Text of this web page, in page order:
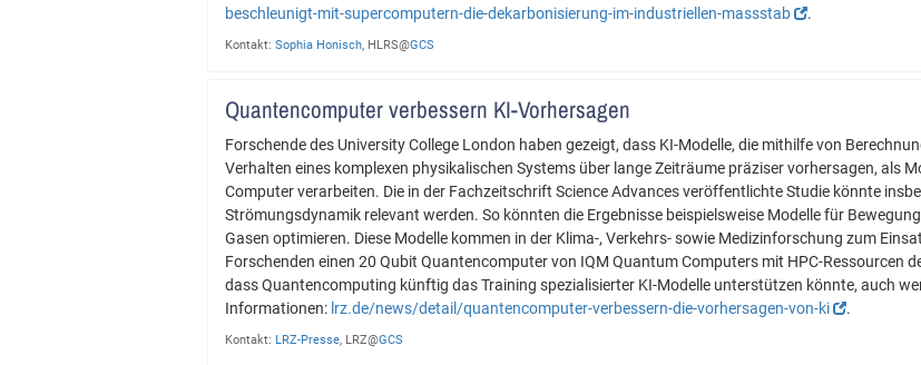
beschleunigt-mit-supercomputern-die-dekarbonisierung-im-industriellen-massstab
.
Kontakt: Sophia Honisch, HLRS@GCS
Quantencomputer verbessern KI-Vorhersagen
Forschende des University College London haben gezeigt, dass KI-Modelle, die mithilfe von
Verhalten eines komplexen physikalischen Systems über lange Zeiträume präziser vorhersagen, als
Computer verarbeiten. Die in der Fachzeitschrift Science Advances veröffentlichte Studie könnte
Strömungsdynamik relevant werden. So könnten die Ergebnisse beispielsweise Modelle für
Gasen optimieren. Diese Modelle kommen in der Klima-, Verkehrs- sowie Medizinforschung zum
Forschenden einen 20 Qubit Quantencomputer von IQM Quantum Computers mit HPC-Ressourcen
dass Quantencomputing künftig das Training spezialisierter KI-Modelle unterstützen könnte, auch
Informationen: lrz.de/news/detail/quantencomputer-verbessern-die-vorhersagen-von-ki .
Kontakt: LRZ-Presse , LRZ@GCS